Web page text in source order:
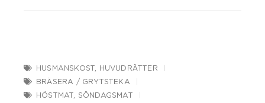
HUSMANSKOST
HUVUDRÄTTER
BRÄSERA / GRYTSTEKA
HÖSTMAT
SÖNDAGSMAT